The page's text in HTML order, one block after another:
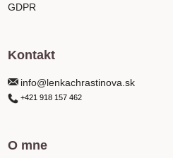
GDPR
Kontakt
info@lenkachrastinova.sk
+421 918 157 462
O mne